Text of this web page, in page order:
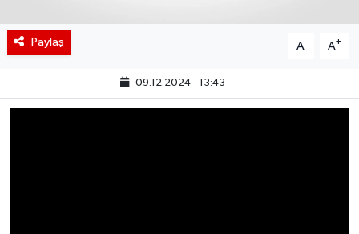
Paylaş A- A+
09.12.2024 - 13:43
BIST 100 Isı Haritası
Ekonomik Takvim